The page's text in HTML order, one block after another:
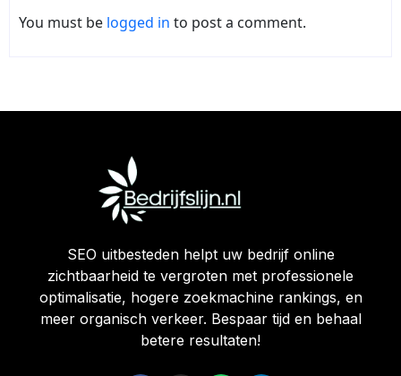
You must be logged in to post a comment.
SEO uitbesteden helpt uw bedrijf online
zichtbaarheid te vergroten met professionele
optimalisatie, hogere zoekmachine rankings, en
meer organisch verkeer. Bespaar tijd en behaal
betere resultaten!